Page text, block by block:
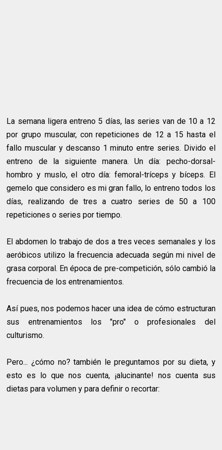
La semana ligera entreno 5 días, las series van de 10 a 12
por grupo muscular, con repeticiones de 12 a 15 hasta el
fallo muscular y descanso 1 minuto entre series. Divido el
entreno de la siguiente manera. Un día: pecho-dorsal-
hombro y muslo, el otro día: femoral-tríceps y bíceps. El
gemelo que considero es mi gran fallo, lo entreno todos los
días, realizando de tres a cuatro series de 50 a 100
repeticiones o series por tiempo.
El abdomen lo trabajo de dos a tres veces semanales y los
aeróbicos utilizo la frecuencia adecuada según mi nivel de
grasa corporal. En época de pre-competición, sólo cambió la
frecuencia de los entrenamientos.
Así pues, nos podemos hacer una idea de cómo estructuran
sus entrenamientos los "pro" o profesionales del
culturismo.
Pero... ¿cómo no? también le preguntamos por su dieta, y
esto es lo que nos cuenta, ¡alucinante! nos cuenta sus
dietas para volumen y para definir o recortar: